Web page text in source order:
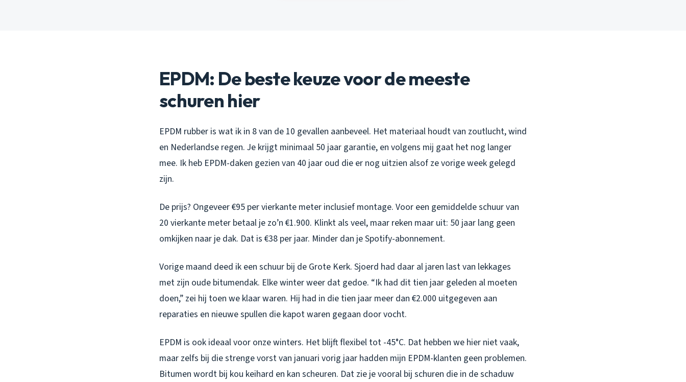
EPDM: De beste keuze voor de meeste
schuren hier
EPDM rubber is wat ik in 8 van de 10 gevallen aanbeveel. Het materiaal houdt van zoutlucht, wind
en Nederlandse regen. Je krijgt minimaal 50 jaar garantie, en volgens mij gaat het nog langer
mee. Ik heb EPDM-daken gezien van 40 jaar oud die er nog uitzien alsof ze vorige week gelegd
zijn.
De prijs? Ongeveer €95 per vierkante meter inclusief montage. Voor een gemiddelde schuur van
20 vierkante meter betaal je zo’n €1.900. Klinkt als veel, maar reken maar uit: 50 jaar lang geen
omkijken naar je dak. Dat is €38 per jaar. Minder dan je Spotify-abonnement.
Vorige maand deed ik een schuur bij de Grote Kerk. Sjoerd had daar al jaren last van lekkages
met zijn oude bitumendak. Elke winter weer dat gedoe. “Ik had dit tien jaar geleden al moeten
doen,” zei hij toen we klaar waren. Hij had in die tien jaar meer dan €2.000 uitgegeven aan
reparaties en nieuwe spullen die kapot waren gegaan door vocht.
EPDM is ook ideaal voor onze winters. Het blijft flexibel tot -45°C. Dat hebben we hier niet vaak,
maar zelfs bij die strenge vorst van januari vorig jaar hadden mijn EPDM-klanten geen problemen.
Bitumen wordt bij kou keihard en kan scheuren. Dat zie je vooral bij schuren die in de schaduw